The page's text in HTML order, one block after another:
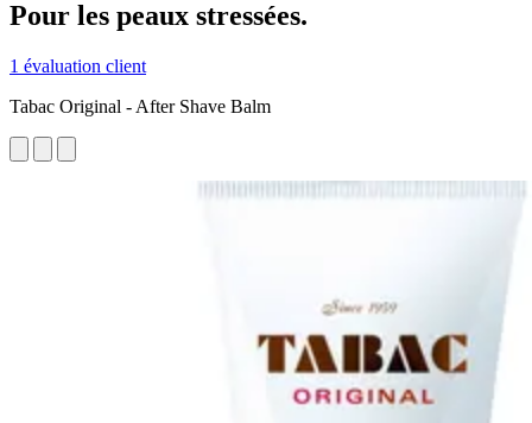
Pour les peaux stressées.
1 évaluation client
Tabac Original - After Shave Balm